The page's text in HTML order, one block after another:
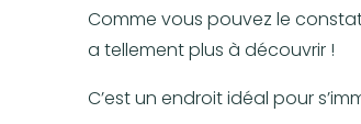
Comme vous pouvez le
a tellement plus à découvrir !
C’est un endroit idéal pour